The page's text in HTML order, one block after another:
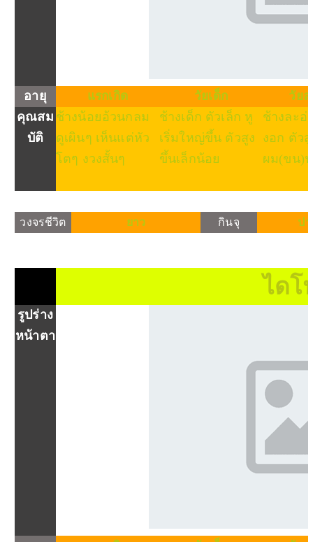
อายุ แรกเกิด วัยเด็ก วัย
คุณสม
บัติ
ช้างน้อยอ้วนกลม
ดูเผินๆ เห็นแต่หัว
โตๆ งวงสั้นๆ
ช้างเด็ก ตัวเล็ก หู
เริ่มใหญ่ขึ้น ตัวสูง
ขึ้นเล็กน้อย
ช้างละอ่
งอก ตัว
ผม(ขน)
วงจรชีวิต ยาว กินจุ ป
ไดโ
รูปร่าง
หน้าตา